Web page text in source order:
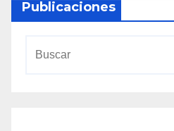
Publicaciones